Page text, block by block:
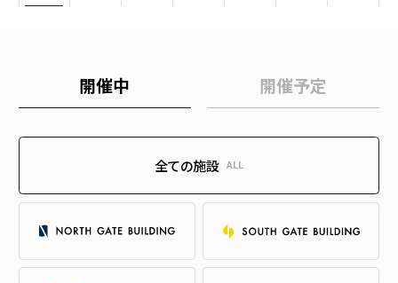
開催中 開催予定
全ての施設 ALL